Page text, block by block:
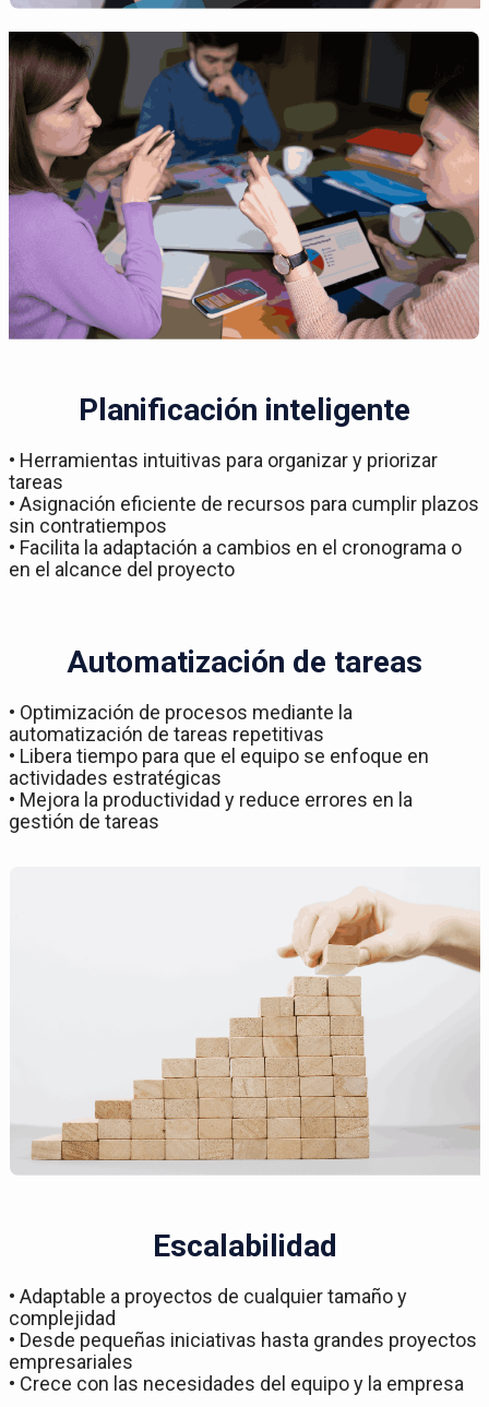
Planificación inteligente
• Herramientas intuitivas para organizar y priorizar
tareas
• Asignación eficiente de recursos para cumplir plazos
sin contratiempos
• Facilita la adaptación a cambios en el cronograma o
en el alcance del proyecto
Automatización de tareas
• Optimización de procesos mediante la
automatización de tareas repetitivas
• Libera tiempo para que el equipo se enfoque en
actividades estratégicas
• Mejora la productividad y reduce errores en la
gestión de tareas
Escalabilidad
• Adaptable a proyectos de cualquier tamaño y
complejidad
• Desde pequeñas iniciativas hasta grandes proyectos
empresariales
• Crece con las necesidades del equipo y la empresa